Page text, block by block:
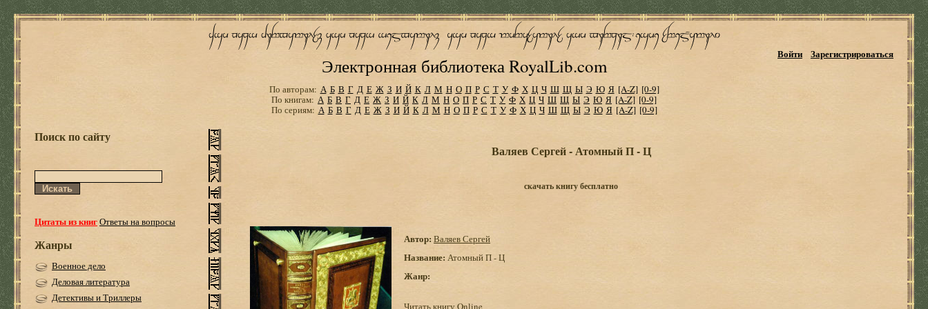
Электронная библиотека RoyalLib.com
Войти Зарегистрироваться
По авторам: А Б В Г Д Е Ж З И Й К Л М Н О П Р С Т У Ф Х Ц Ч Ш Щ Ы Э Ю Я [A-Z] [0-9]
По книгам: А Б В Г Д Е Ж З И Й К Л М Н О П Р С Т У Ф Х Ц Ч Ш Щ Ы Э Ю Я [A-Z] [0-9]
По сериям: А Б В Г Д Е Ж З И Й К Л М Н О П Р С Т У Ф Х Ц Ч Ш Щ Ы Э Ю Я [A-Z] [0-9]
Поиск по сайту
Цитаты из книгОтветы на вопросы
Жанры
Военное дело
Деловая литература
Детективы и Триллеры
Валяев Сергей - Атомный П - Ц
скачать книгу бесплатно
Автор: Валяев Сергей
Название: Атомный П - Ц
Жанр:
Читать книгу Online